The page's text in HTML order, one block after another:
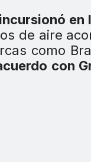
en
de aire
como
con